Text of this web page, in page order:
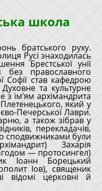
школа
братського руху.
Русі знаходилась
Брестської унії
православного
Софії став кафедрою
Духовне та культурне
з ім’ям архімандрита
який у
Печерської Лаври.
а також зібрав у
перекладачів,
сподвижниками були
Захарія
— протосингел)
Іоанн Борецький
Іов), священик
відомі церковні й